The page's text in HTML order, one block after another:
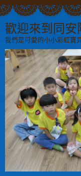
歡迎來到同安
我們是可愛的小小彩虹寶